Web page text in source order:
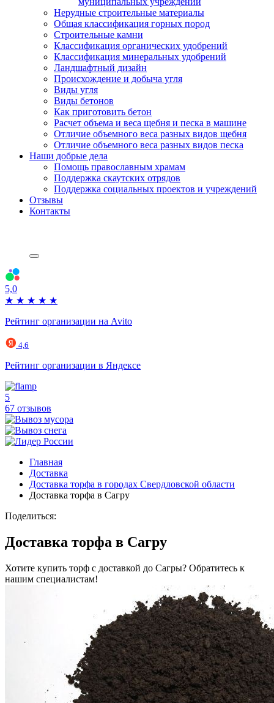
Нерудные строительные материалы
Общая классификация горных пород
Строительные камни
Классификация органических удобрений
Классификация минеральных удобрений
Ландшафтный дизайн
Происхождение и добыча угля
Виды угля
Виды бетонов
Как приготовить бетон
Расчет объема и веса щебня и песка в машине
Отличие объемного веса разных видов щебня
Отличие объемного веса разных видов песка
Наши добрые дела
Помощь православным храмам
Поддержка скаутских отрядов
Поддержка социальных проектов и учреждений
Отзывы
Контакты
5,0
★ ★ ★ ★ ★
Рейтинг организации на Avito
4,6
Рейтинг организации в Яндексе
5
67 отзывов
Главная
Доставка
Доставка торфа в городах Свердловской области
Доставка торфа в Сагру
Поделиться:
Доставка торфа в Сагру
Хотите купить торф с доставкой до Сагры? Обратитесь к
нашим специалистам!